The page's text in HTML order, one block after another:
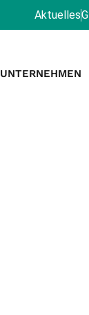
Aktuelles
UNTERNEHMEN